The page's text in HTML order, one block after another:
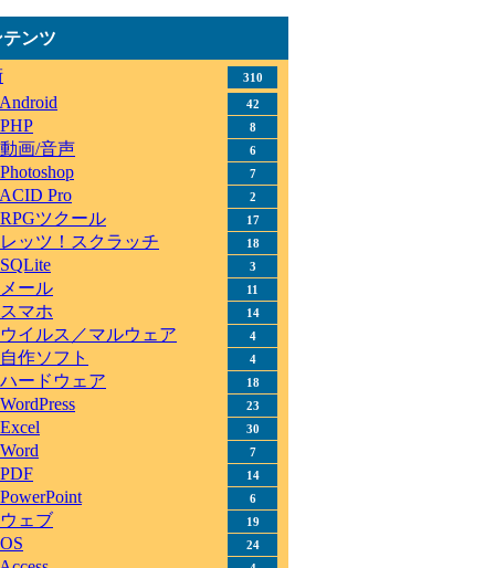
ンツ
310
Android 42
PHP 8
動画/音声 6
Photoshop 7
ACID Pro 2
RPGツクール 17
レッツ！スクラッチ 18
SQLite 3
メール 11
スマホ 14
ウイルス／マルウェア 4
自作ソフト 4
ハードウェア 18
WordPress 23
Excel 30
Word 7
PDF 14
PowerPoint 6
ウェブ 19
OS 24